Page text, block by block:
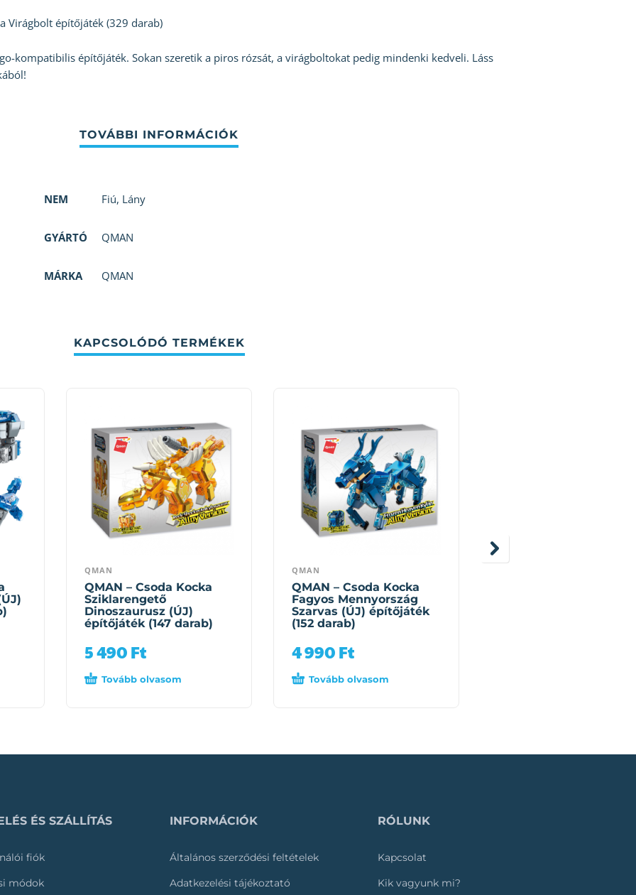
Virágbolt építőjáték (329 darab)
kompatibilis építőjáték. Sokan szeretik a piros rózsát, a virágboltokat pedig mindenki kedveli. Láss
NEM Fiú, Lány
GYÁRTÓ QMAN
MÁRKA QMAN
KAPCSOLÓDÓ TERMÉKEK
QMAN
QMAN – Csoda Kocka
Sziklarengető
Dinoszaurusz (ÚJ)
építőjáték (147 darab)
5 490Ft
Tovább olvasom
QMAN
QMAN – Csoda Kocka
Fagyos Mennyország
Szarvas (ÚJ) építőjáték
(152 darab)
4 990Ft
Tovább olvasom
ÉS SZÁLLÍTÁS
fiók
módok
INFORMÁCIÓK
Általános szerződési feltételek
Adatkezelési tájékoztató
RÓLUNK
Kapcsolat
Kik vagyunk mi?